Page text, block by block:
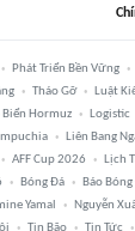
Phát Triển Bền Vững
Tháo Gỡ Luật
Biển Hormuz Logistic
Liên Bang
AFF Cup 2026
Lịch
Bóng Đá Báo Bóng
Yamal Nguyễn
Tin Bão Tin Tức